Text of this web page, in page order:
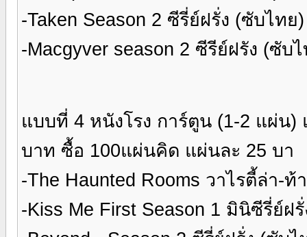
-Taken Season 2 ซีรี่ย์ฝรั่ง (ซับไท
-Macgyver season 2 ซีรีย์ฝรัง (ซับ
แบบที่ 4 หนังโรง การ์ตูน (1-2 แผ่น)
บาท ซื้อ 100แผ่นคิด แผ่นละ 25 บา
-The Haunted Rooms วาไรตี้ล่า-
-Kiss Me First Season 1 มินิซีรี่ย์ฝ